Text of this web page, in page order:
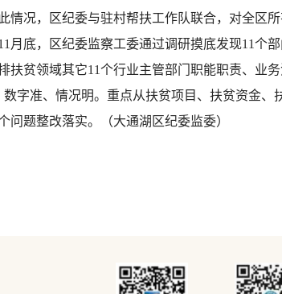
情况，区纪委与驻村帮扶工作队联合，对全区
月底，区纪委监察工委通过调研摸底发现11个
扶贫领域其它11个行业主管部门职能职责、业
字准、情况明。重点从扶贫项目、扶贫资金、
题整改落实。（大通湖区纪委监委）